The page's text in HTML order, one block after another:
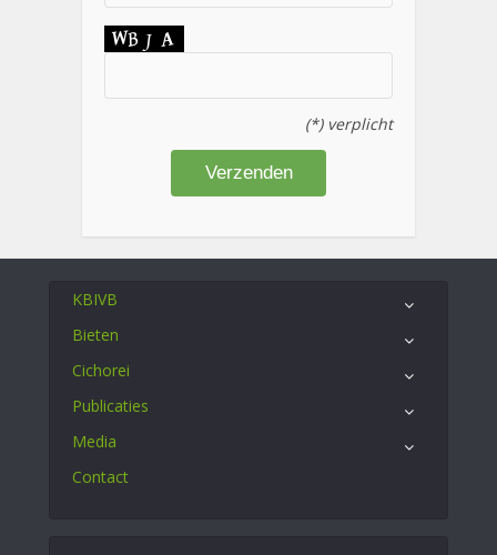
(*) verplicht
KBIVB
Bieten
Cichorei
Publicaties
Media
Contact